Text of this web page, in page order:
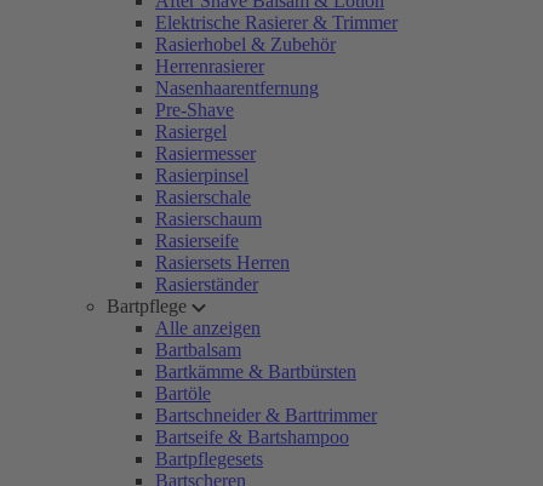
Elektrische Rasierer & Trimmer
Rasierhobel & Zubehör
Herrenrasierer
Nasenhaarentfernung
Pre-Shave
Rasiergel
Rasiermesser
Rasierpinsel
Rasierschale
Rasierschaum
Rasierseife
Rasiersets Herren
Rasierständer
Bartpflege
Alle anzeigen
Bartbalsam
Bartkämme & Bartbürsten
Bartöle
Bartschneider & Barttrimmer
Bartseife & Bartshampoo
Bartpflegesets
Bartscheren